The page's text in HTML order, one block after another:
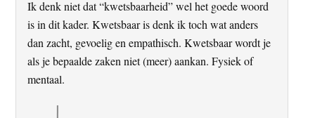
Ik denk niet dat “kwetsbaarheid” wel het goede woord
is in dit kader. Kwetsbaar is denk ik toch wat anders
dan zacht, gevoelig en empathisch. Kwetsbaar wordt je
als je bepaalde zaken niet (meer) aankan. Fysiek of
mentaal.